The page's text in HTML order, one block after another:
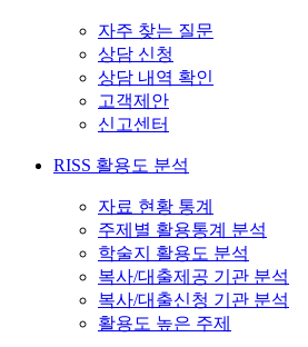
자주 찾는 질문
상담 신청
상담 내역 확인
고객제안
신고센터
RISS 활용도 분석
자료 현황 통계
주제별 활용통계 분석
학술지 활용도 분석
복사/대출제공 기관 분석
복사/대출신청 기관 분석
활용도 높은 주제